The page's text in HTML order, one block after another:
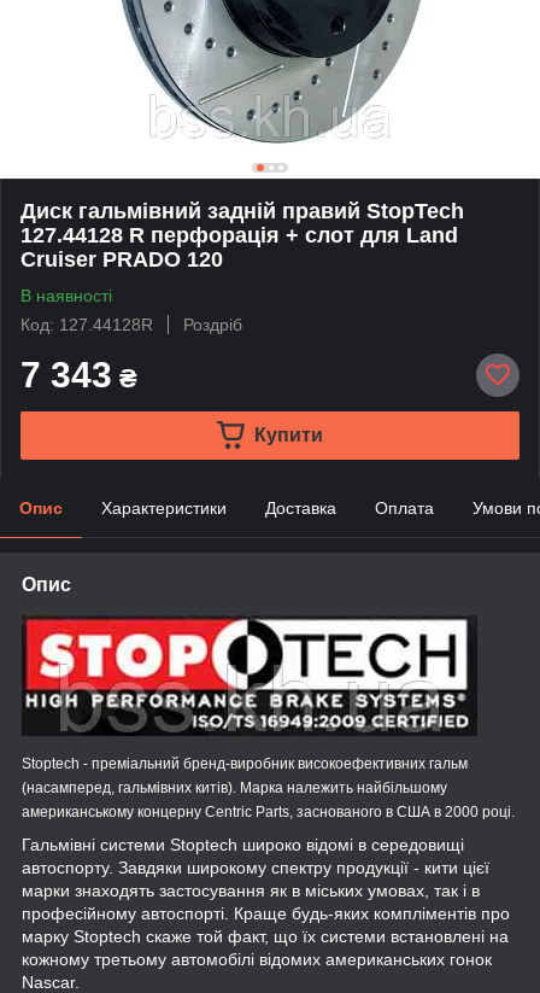
Диск гальмівний задній правий StopTech
127.44128 R перфорація + слот для Land
Cruiser PRADO 120
В наявності
Код: 127.44128R
Роздріб
7 343 ₴
Купити
Опис Характеристики Доставка Оплата Умови
Опис
Stoptech - преміальний бренд-виробник високоефективних гальм
(насамперед, гальмівних китів). Марка належить найбільшому
американському концерну Centric Parts, заснованого в США в 2000 році.
Гальмівні системи Stoptech широко відомі в середовищі
автоспорту. Завдяки широкому спектру продукції - кити цієї
марки знаходять застосування як в міських умовах, так і в
професійному автоспорті. Краще будь-яких компліментів про
марку Stoptech скаже той факт, що їх системи встановлені на
кожному третьому автомобілі відомих американських гонок
Nascar.